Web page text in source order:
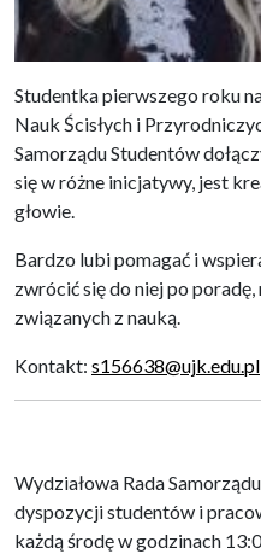
Studentka pierwszego roku
Nauk Ścisłych i
Samorządu Studentów
się w różne inicjatywy, jest
głowie.
Bardzo lubi pomagać i
zwrócić się do niej po
związanych z nauką.
Kontakt: s156638@ujk.edu.pl
Wydziałowa Rada
dyspozycji studentów i
każdą środę w godzinach